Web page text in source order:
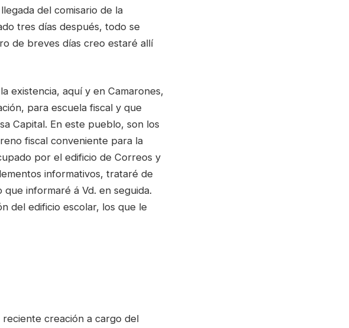
del comisario de la
tres días después, todo se
de breves días creo estaré allí
existencia, aquí y en Camarones,
para escuela fiscal y que
Capital. En este pueblo, son los
fiscal conveniente para la
por el edificio de Correos y
informativos, trataré de
informaré á Vd. en seguida.
del edificio escolar, los que le
creación a cargo del